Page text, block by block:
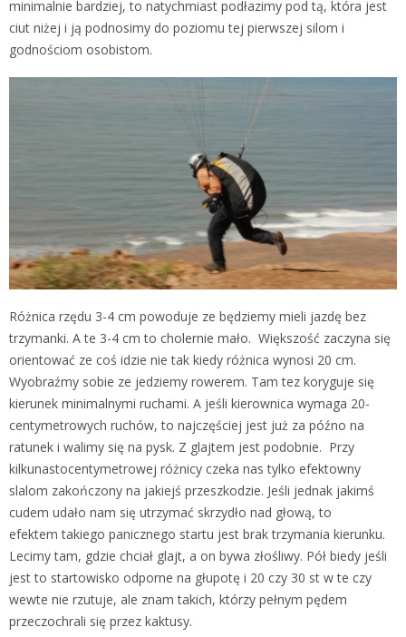
minimalnie bardziej, to natychmiast podłazimy pod tą, która jest
ciut niżej i ją podnosimy do poziomu tej pierwszej silom i
godnościom osobistom.
Różnica rzędu 3-4 cm powoduje ze będziemy mieli jazdę bez
trzymanki. A te 3-4 cm to cholernie mało. Większość zaczyna się
orientować ze coś idzie nie tak kiedy różnica wynosi 20 cm.
Wyobraźmy sobie ze jedziemy rowerem. Tam tez koryguje się
kierunek minimalnymi ruchami. A jeśli kierownica wymaga 20-
centymetrowych ruchów, to najczęściej jest już za późno na
ratunek i walimy się na pysk. Z glajtem jest podobnie. Przy
kilkunastocentymetrowej różnicy czeka nas tylko efektowny
slalom zakończony na jakiejś przeszkodzie. Jeśli jednak jakimś
cudem udało nam się utrzymać skrzydło nad głową, to
efektem takiego panicznego startu jest brak trzymania kierunku.
Lecimy tam, gdzie chciał glajt, a on bywa złośliwy. Pół biedy jeśli
jest to startowisko odporne na głupotę i 20 czy 30 st w te czy
wewte nie rzutuje, ale znam takich, którzy pełnym pędem
przeczochrali się przez kaktusy.